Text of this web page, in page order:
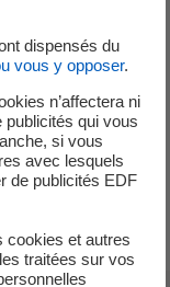
par Powernext à
des moyens de
SA / Source : EDF &
dispensés du
vous y opposer.
n’affectera ni
publicités qui vous
si vous
avec lesquels
de publicités EDF
cookies et autres
traitées sur vos